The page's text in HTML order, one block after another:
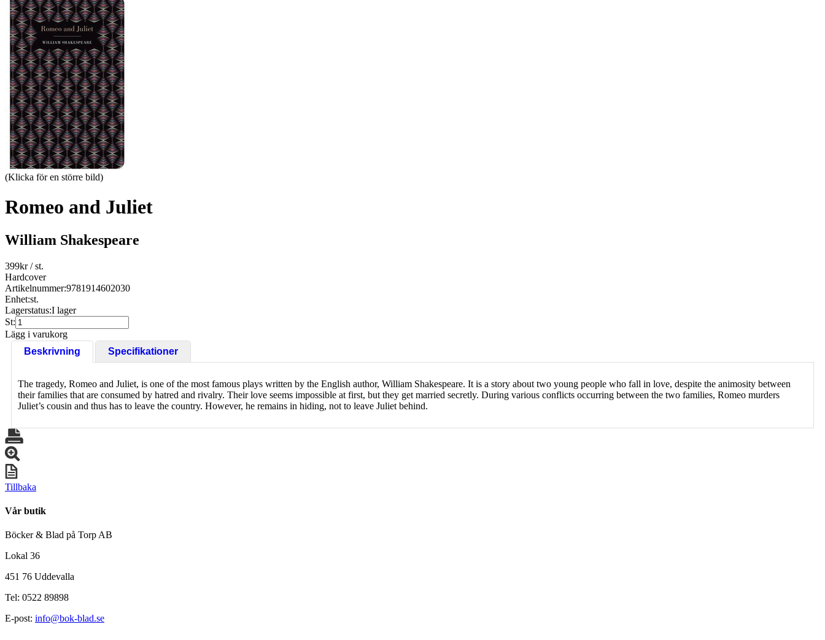
(Klicka för en större bild)
Romeo and Juliet
William Shakespeare
399kr/ st.
Hardcover
Artikelnummer:9781914602030
Enhet:st.
Lagerstatus:I lager
St:
Lägg i varukorg
Beskrivning
Specifikationer
The tragedy, Romeo and Juliet, is one of the most famous plays written by the English author, William Shakespeare. It is a story about two young people who fall in love, despite the animosity between
their families that are consumed by hatred and rivalry. Their love seems impossible at first, but they get married secretly. During various conflicts occurring between the two families, Romeo murders
Juliet’s cousin and thus has to leave the country. However, he remains in hiding, not to leave Juliet behind.
Tillbaka
Vår butik
Böcker & Blad på Torp AB
Lokal 36
451 76 Uddevalla
Tel: 0522 89898
E-post: info@bok-blad.se